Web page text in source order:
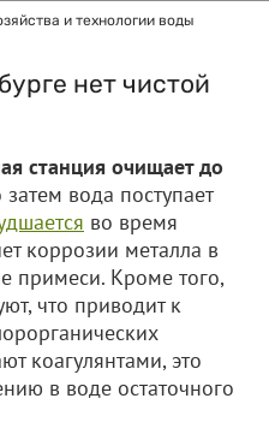
и технологии воды
нет чистой
станция очищает до
вода поступает
во время
коррозии металла в
примеси. Кроме того,
что приводит к
коагулянтами, это
в воде остаточного